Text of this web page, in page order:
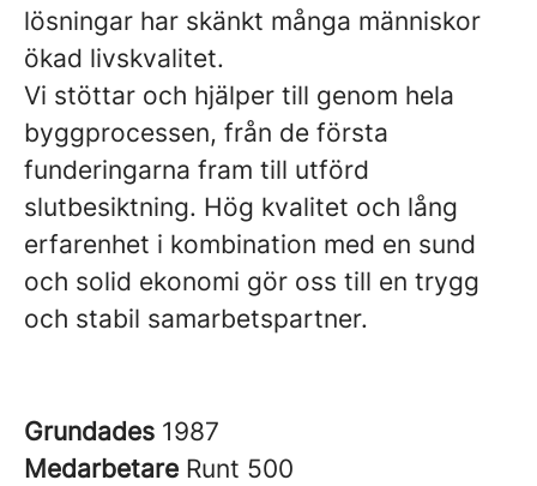
lösningar har skänkt många människor
ökad livskvalitet.
Vi stöttar och hjälper till genom hela
byggprocessen, från de första
funderingarna fram till utförd
slutbesiktning. Hög kvalitet och lång
erfarenhet i kombination med en sund
och solid ekonomi gör oss till en trygg
och stabil samarbetspartner.
Grundades 1987
Medarbetare Runt 500